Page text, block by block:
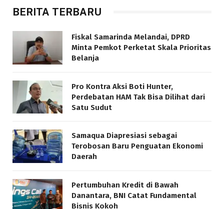
BERITA TERBARU
Fiskal Samarinda Melandai, DPRD
Minta Pemkot Perketat Skala Prioritas
Belanja
Pro Kontra Aksi Boti Hunter,
Perdebatan HAM Tak Bisa Dilihat dari
Satu Sudut
Samaqua Diapresiasi sebagai
Terobosan Baru Penguatan Ekonomi
Daerah
Pertumbuhan Kredit di Bawah
Danantara, BNI Catat Fundamental
Bisnis Kokoh